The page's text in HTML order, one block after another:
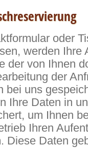
oder
werden Ihre
der von Ihnen
der
bei uns
Ihre Daten in
um Ihnen
Ihren
Diese Daten